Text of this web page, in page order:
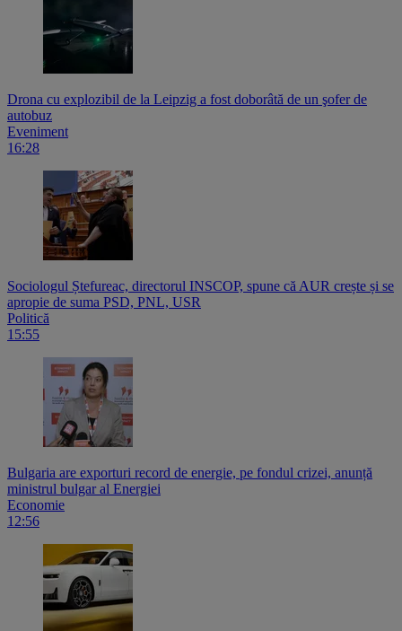
Drona cu explozibil de la Leipzig a fost doborâtă de un şofer de
autobuz
Eveniment
16:28
Sociologul Ștefureac, directorul INSCOP, spune că AUR crește și se
apropie de suma PSD, PNL, USR
Politică
15:55
Bulgaria are exporturi record de energie, pe fondul crizei, anunță
ministrul bulgar al Energiei
Economie
12:56